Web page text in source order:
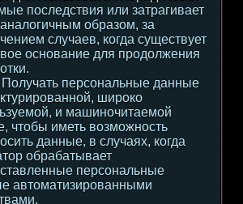
последствия или затрагивает
образом, за
случаев, когда существует
основание для продолжения
Получать персональные данные
широко
и машиночитаемой
чтобы иметь возможность
данные, в случаях, когда
обрабатывает
персональные
автоматизированными